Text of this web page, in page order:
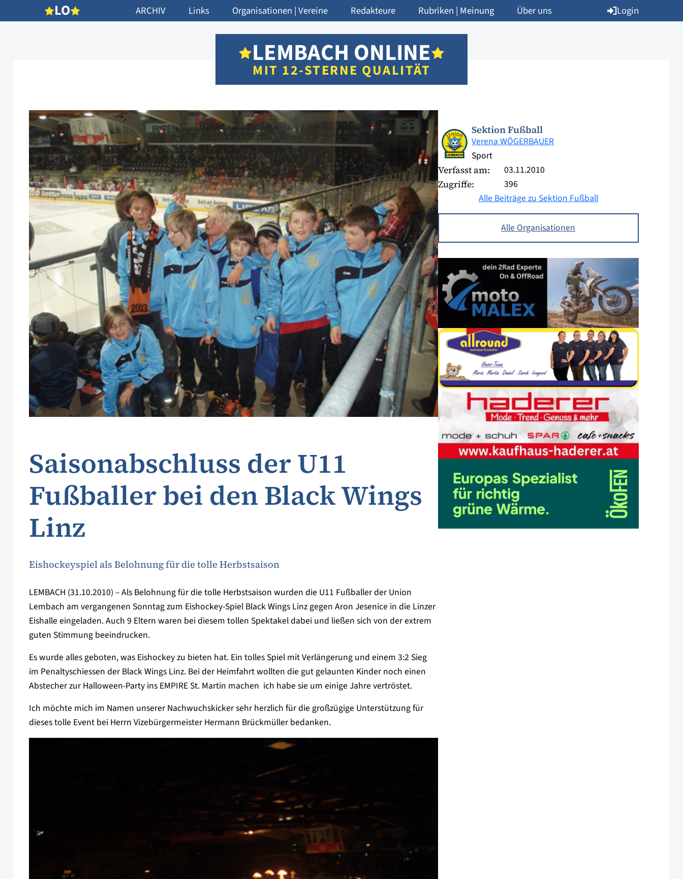
LO ARCHIV Links Organisationen | Vereine Redakteure Rubriken | Meinung Über uns Login
LEMBACH ONLINE
MIT 12-STERNE QUALITÄT
Saisonabschluss der U11
Fußballer bei den Black Wings
Linz
Eishockeyspiel als Belohnung für die tolle Herbstsaison
LEMBACH (31.10.2010) – Als Belohnung für die tolle Herbstsaison wurden die U11 Fußballer der Union
Lembach am vergangenen Sonntag zum Eishockey-Spiel Black Wings Linz gegen Aron Jesenice in die Linzer
Eishalle eingeladen. Auch 9 Eltern waren bei diesem tollen Spektakel dabei und ließen sich von der extrem
guten Stimmung beeindrucken.
Es wurde alles geboten, was Eishockey zu bieten hat. Ein tolles Spiel mit Verlängerung und einem 3:2 Sieg
im Penaltyschiessen der Black Wings Linz. Bei der Heimfahrt wollten die gut gelaunten Kinder noch einen
Abstecher zur Halloween-Party ins EMPIRE St. Martin machen  ich habe sie um einige Jahre vertröstet.
Ich möchte mich im Namen unserer Nachwuchskicker sehr herzlich für die großzügige Unterstützung für
dieses tolle Event bei Herrn Vizebürgermeister Hermann Brückmüller bedanken.
Sektion Fußball
Verena WÖGERBAUER
Sport
Verfasst am: 03.11.2010
Zugriffe:
396
Alle Beiträge zu Sektion Fußball
Alle Organisationen